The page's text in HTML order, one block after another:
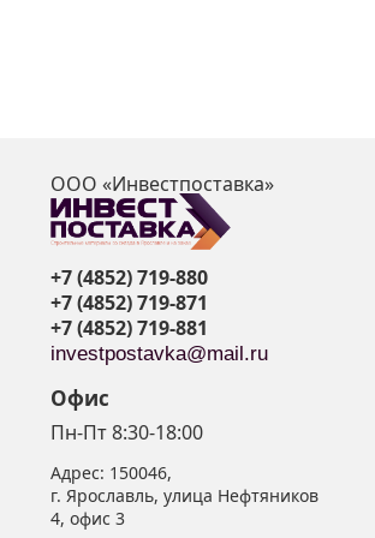
ООО «Инвестпоставка»
+7 (4852) 719-880
+7 (4852) 719-871
+7 (4852) 719-881
investpostavka@mail.ru
Офис
Пн-Пт 8:30-18:00
Адрес: 150046,
г. Ярославль, улица Нефтяников
4, офис 3